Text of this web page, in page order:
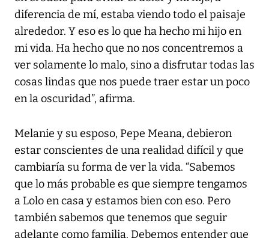
diferencia de mí, estaba viendo todo el paisaje
alrededor. Y eso es lo que ha hecho mi hijo en
mi vida. Ha hecho que no nos concentremos a
ver solamente lo malo, sino a disfrutar todas las
cosas lindas que nos puede traer estar un poco
en la oscuridad”, afirma.
Melanie y su esposo, Pepe Meana, debieron
estar conscientes de una realidad difícil y que
cambiaría su forma de ver la vida. “Sabemos
que lo más probable es que siempre tengamos
a Lolo en casa y estamos bien con eso. Pero
también sabemos que tenemos que seguir
adelante como familia. Debemos entender que